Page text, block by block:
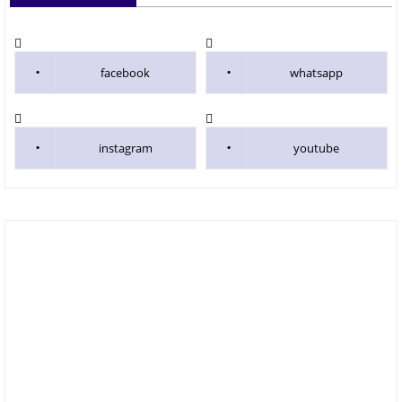
facebook whatsapp
instagram youtube